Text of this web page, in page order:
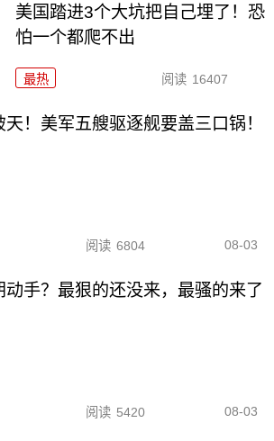
美国踏进3个大坑把自己埋了！恐
怕一个都爬不出
最热 阅读 16407
天！美军五艘驱逐舰要盖三口锅！
阅读 6804 08-03
手？最狠的还没来，最骚的来了
阅读 5420 08-03